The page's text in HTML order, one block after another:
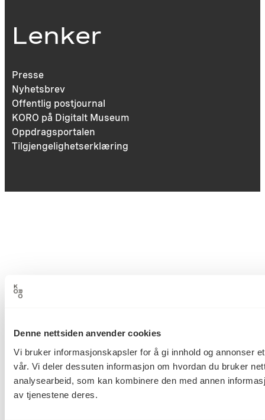
Denne nettsiden anvender cookies
Vi bruker informasjonskapsler for å gi innhold og annonser
vår. Vi deler dessuten informasjon om hvordan du bruker
analysearbeid, som kan kombinere den med annen
av tjenestene deres.
Lenker
Presse
Nyhetsbrev
Offentlig postjournal
KORO på Digitalt Museum
Oppdragsportalen
Tilgjengelighetserklæring